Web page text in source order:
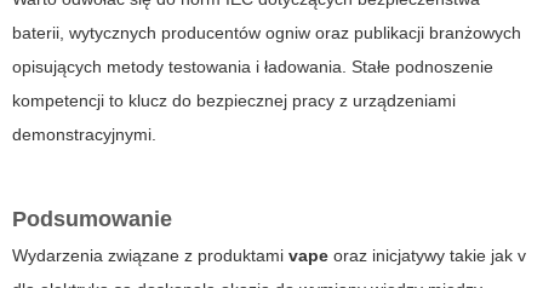
baterii, wytycznych producentów ogniw oraz publikacji branżowych
opisujących metody testowania i ładowania. Stałe podnoszenie
kompetencji to klucz do bezpiecznej pracy z urządzeniami
demonstracyjnymi.
Podsumowanie
Wydarzenia związane z produktami vape oraz inicjatywy takie jak v